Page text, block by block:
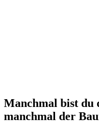
Manchmal bist du
manchmal der